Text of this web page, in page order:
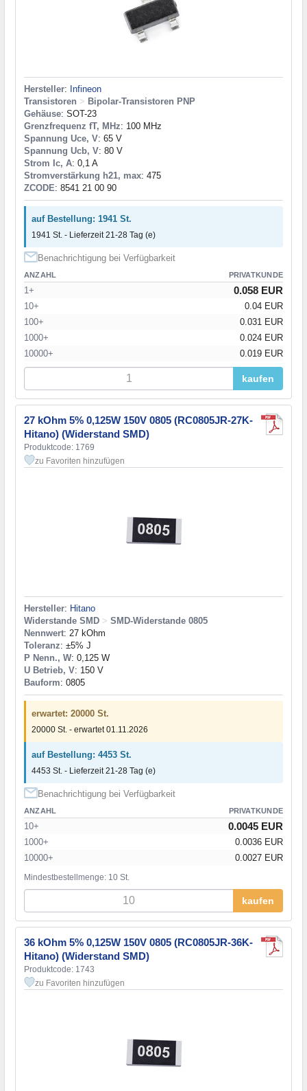
Hersteller: Infineon
Transistoren > Bipolar-Transistoren PNP
Gehäuse: SOT-23
Grenzfrequenz fT, MHz: 100 MHz
Spannung Uce, V: 65 V
Spannung Ucb, V: 80 V
Strom Ic, A: 0,1 A
Stromverstärkung h21, max: 475
ZCODE: 8541 21 00 90
auf Bestellung: 1941 St.
1941 St. - Lieferzeit 21-28 Tag (e)
Benachrichtigung bei Verfügbarkeit
ANZAHL PRIVATKUNDE
1+ 0.058 EUR
10+
0.04 EUR
100+
0.031 EUR
1000+
0.024 EUR
10000+
0.019 EUR
kaufen
27 kOhm 5% 0,125W 150V 0805 (RC0805JR-27K-
Hitano) (Widerstand SMD)
Produktcode: 1769
zu Favoriten hinzufügen
Hersteller: Hitano
Widerstande SMD > SMD-Widerstande 0805
Nennwert: 27 kOhm
Toleranz: ±5% J
P Nenn., W: 0,125 W
U Betrieb, V: 150 V
Bauform: 0805
erwartet: 20000 St.
20000 St. - erwartet 01.11.2026
auf Bestellung: 4453 St.
4453 St. - Lieferzeit 21-28 Tag (e)
Benachrichtigung bei Verfügbarkeit
ANZAHL PRIVATKUNDE
10+ 0.0045 EUR
1000+
0.0036 EUR
10000+
0.0027 EUR
Mindestbestellmenge: 10 St.
kaufen
36 kOhm 5% 0,125W 150V 0805 (RC0805JR-36K-
Hitano) (Widerstand SMD)
Produktcode: 1743
zu Favoriten hinzufügen